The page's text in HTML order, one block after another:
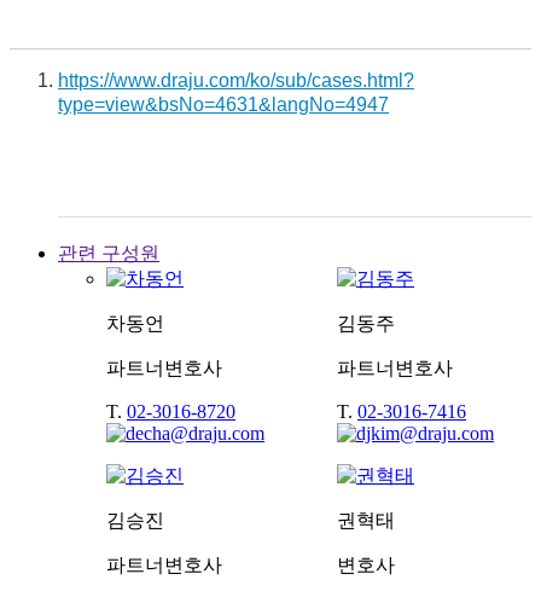
https://www.draju.com/ko/sub/cases.html?
type=view&bsNo=4631&langNo=4947
관련 구성원
차동언
파트너변호사
T. 02-3016-8720
김동주
파트너변호사
T. 02-3016-7416
김승진
파트너변호사
권혁태
변호사